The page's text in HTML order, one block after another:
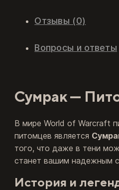
Отзывы (0)
Вопросы и ответы
Сумрак —
В мире World of Warcraft
питомцев является
того, что даже в тени
станет вашим надежным
История и